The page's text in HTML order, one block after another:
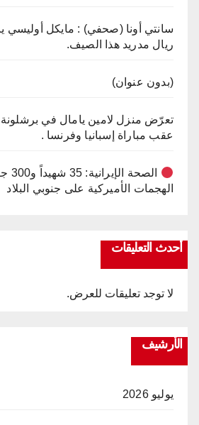
سانتي أونا (صحفي) : مايكل أوليسي
ريال مدريد هذا الصيف.
(بدون عنوان)
تعرّض منزل لامين يامال في
عقب مباراة إسبانيا وفرنسا .
الهجمات الأميركية على جنوبي البلاد
أحدث التعليقات
لا توجد تعليقات للعرض.
الأرشيف
يوليو 2026